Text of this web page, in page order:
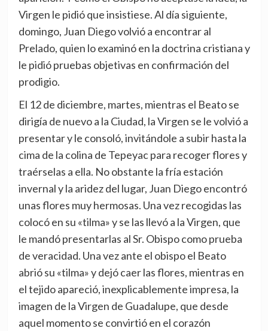
Virgen le pidió que insistiese. Al día siguiente,
domingo, Juan Diego volvió a encontrar al
Prelado, quien lo examinó en la doctrina cristiana y
le pidió pruebas objetivas en confirmación del
prodigio.
El 12 de diciembre, martes, mientras el Beato se
dirigía de nuevo a la Ciudad, la Virgen se le volvió a
presentar y le consoló, invitándole a subir hasta la
cima de la colina de Tepeyac para recoger flores y
traérselas a ella. No obstante la fría estación
invernal y la aridez del lugar, Juan Diego encontró
unas flores muy hermosas. Una vez recogidas las
colocó en su «tilma» y se las llevó a la Virgen, que
le mandó presentarlas al Sr. Obispo como prueba
de veracidad. Una vez ante el obispo el Beato
abrió su «tilma» y dejó caer las flores, mientras en
el tejido apareció, inexplicablemente impresa, la
imagen de la Virgen de Guadalupe, que desde
aquel momento se convirtió en el corazón